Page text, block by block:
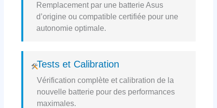
Remplacement par une batterie Asus
d’origine ou compatible certifiée pour une
autonomie optimale.
Tests et Calibration
Vérification complète et calibration de la
nouvelle batterie pour des performances
maximales.